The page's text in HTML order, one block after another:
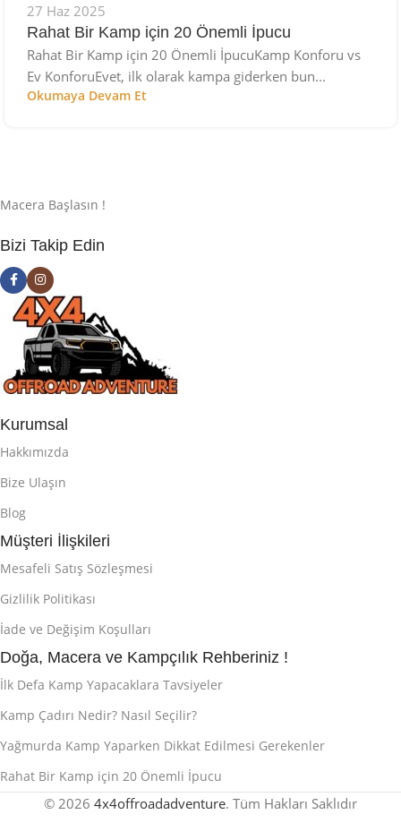
27 Haz 2025
Rahat Bir Kamp için 20 Önemli İpucu
Rahat Bir Kamp için 20 Önemli İpucuKamp Konforu vs
Ev KonforuEvet, ilk olarak kampa giderken bun...
Okumaya Devam Et
Macera Başlasın !
Bizi Takip Edin
Kurumsal
Hakkımızda
Bize Ulaşın
Blog
Müşteri İlişkileri
Mesafeli Satış Sözleşmesi
Gizlilik Politikası
İade ve Değişim Koşulları
Doğa, Macera ve Kampçılık Rehberiniz !
İlk Defa Kamp Yapacaklara Tavsiyeler
Kamp Çadırı Nedir? Nasıl Seçilir?
Yağmurda Kamp Yaparken Dikkat Edilmesi Gerekenler
Rahat Bir Kamp için 20 Önemli İpucu
© 2026 4x4offroadadventure. Tüm Hakları Saklıdır